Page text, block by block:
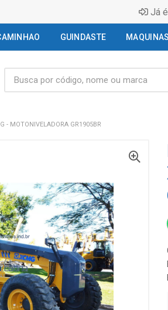
Já
GUINDASTE
- MOTONIVELADORA GR1905BR